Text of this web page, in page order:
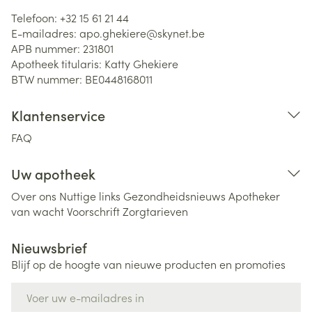
Telefoon: +32 15 61 21 44
E-mailadres: apo.ghekiere@skynet.be
APB nummer: 231801
Apotheek titularis: Katty Ghekiere
BTW nummer: BE0448168011
Klantenservice
FAQ
Uw apotheek
Over ons Nuttige links Gezondheidsnieuws Apotheker
van wachtVoorschriftZorgtarieven
Nieuwsbrief
Blijf op de hoogte van nieuwe producten en promoties